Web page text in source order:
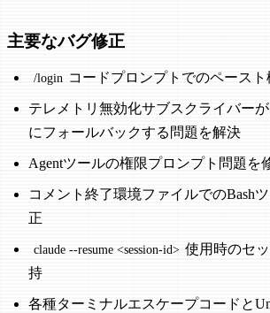
主要なバグ修正
/login コードプロンプトでのペース
テレメトリ無効化サブスクライバー
にフォールバックする問題を解決
Agentツールの権限プロンプト問題を
コメント終了環境ファイルでのBash
正
claude --resume <session-id> 使用時のセ
持
各種ターミナルエスケープコードと